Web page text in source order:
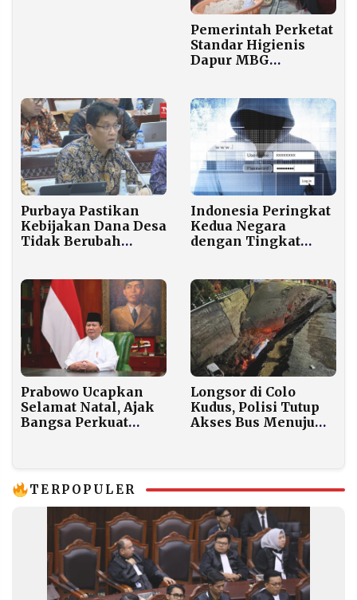
Pemerintah Perketat
Standar Higienis
Dapur MBG
Kecoa
Purbaya Pastikan
Kebijakan Dana Desa
Tidak Berubah
Indonesia Peringkat
Kedua Negara
dengan Tingkat
Prabowo Ucapkan
Selamat Natal, Ajak
Bangsa Perkuat
Longsor di Colo
Kudus, Polisi Tutup
Akses Bus Menuju
TERPOPULER